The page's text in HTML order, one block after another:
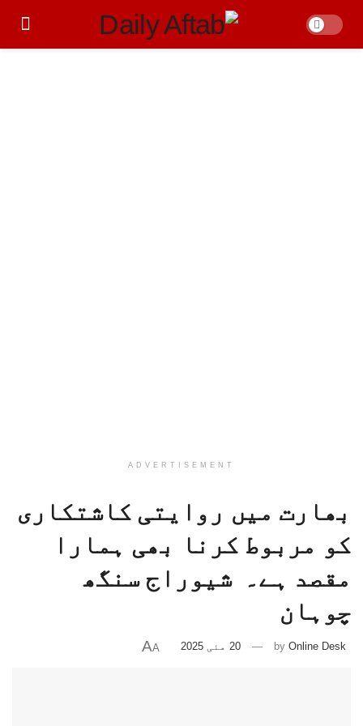
ADVERTISEMENT
بھارت میں روایتی کاشتکاری
کو مربوط کرنا بھی ہمارا
مقصد ہے۔ شیوراج سنگھ
چوہان
by Online Desk 20 مئی 2025 A
A